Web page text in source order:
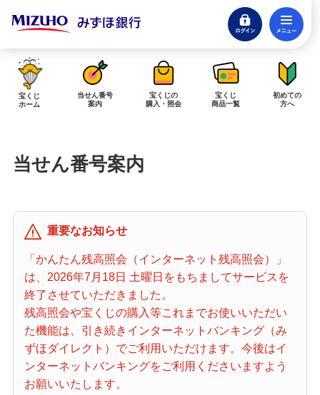
ログイン
閉じる
みずほダイレクトログイン
当せん金の受取方法について
購入した宝くじの確認方法について
「代金が引き落としされない」「購入明細に表示されない」にお答えしま
す。
宝くじホーム
当せん番号案内
宝くじの購入・照会
宝くじ
ホーム
当せん番号
案内
宝くじの
購入・照会
宝くじ
商品一覧
初めての
方へ
当せん番号案内
重要なお知らせ
「かんたん残高照会（インターネット残高照会）」
は、2026年7月18日 土曜日をもちましてサービスを
終了させていただきました。
残高照会や宝くじの購入等これまでお使いいただい
た機能は、引き続きインターネットバンキング（み
ずほダイレクト）でご利用いただけます。今後はイ
ンターネットバンキングをご利用くださいますよう
お願いいたします。